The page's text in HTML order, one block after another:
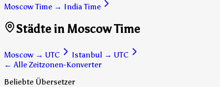
Moscow Time → India Time
Städte in Moscow Time
Moscow → UTC Istanbul → UTC
← Alle Zeitzonen-Konverter
Beliebte Übersetzer